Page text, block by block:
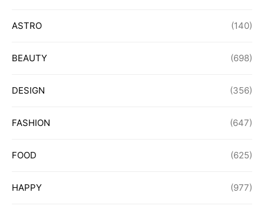
ASTRO (140)
BEAUTY (698)
DESIGN (356)
FASHION (647)
FOOD (625)
HAPPY (977)